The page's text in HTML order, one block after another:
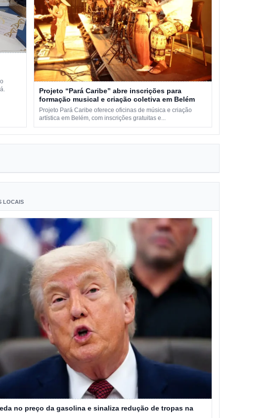
Projeto “Pará Caribe” abre inscrições para
formação musical e criação coletiva em Belém
Projeto Pará Caribe oferece oficinas de música e criação
artística em Belém, com inscrições gratuitas e...
LOCAIS
no preço da gasolina e sinaliza redução de tropas na